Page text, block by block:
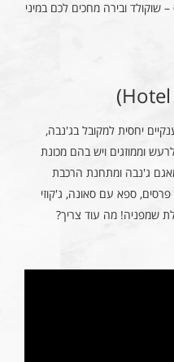
– שוקולד ובירה מחכים לכם במיני
ענקיים יחסית למקובל בג'נבה,
וממוזגים ויש בהם מכונת
ג'נבה ומתחנת הרכבת
ספא עם סאונה, ג'קוזי
שמפניה! מה עוד צריך?